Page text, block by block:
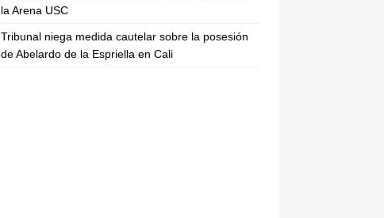
la Arena USC
Tribunal niega medida cautelar sobre la posesión
de Abelardo de la Espriella en Cali